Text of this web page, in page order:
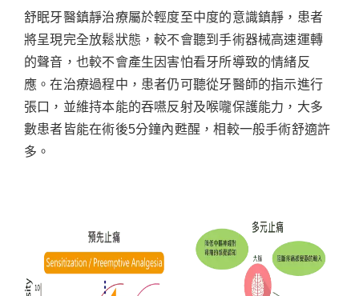
舒眠牙醫鎮靜治療屬於輕度至中度的意識鎮靜，患者
將呈現完全放鬆狀態，較不會聽到手術器械高速運轉
的聲音，也較不會產生因害怕看牙所導致的情緒反
應。在治療過程中，患者仍可聽從牙醫師的指示進行
張口，並維持本能的吞嚥反射及喉嚨保護能力，大多
數患者皆能在術後5分鐘內甦醒，相較一般手術舒適許
多。